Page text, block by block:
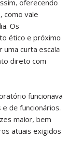
oferecendo
como vale
Os
ético e próximo
curta escala
direto com
funcionava
de funcionários.
maior, bem
atuais exigidos